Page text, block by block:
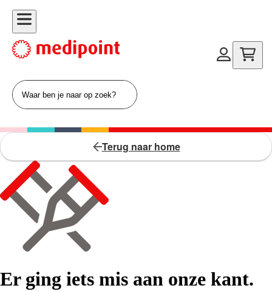
Terug naar home
Er ging iets mis aan onze kant.